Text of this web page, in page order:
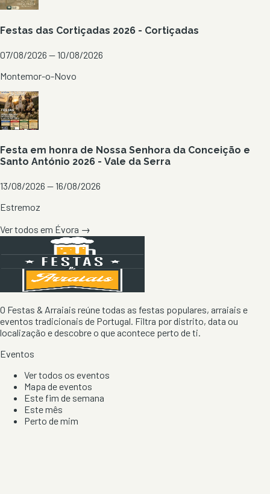
Festas das Cortiçadas 2026 - Cortiçadas
07/08/2026 — 10/08/2026
Montemor-o-Novo
Festa em honra de Nossa Senhora da Conceição e
Santo António 2026 - Vale da Serra
13/08/2026 — 16/08/2026
Estremoz
Ver todos em Évora →
O Festas & Arraiais reúne todas as festas populares, arraiais e
eventos tradicionais de Portugal. Filtra por distrito, data ou
localização e descobre o que acontece perto de ti.
Eventos
Ver todos os eventos
Mapa de eventos
Este fim de semana
Este mês
Perto de mim